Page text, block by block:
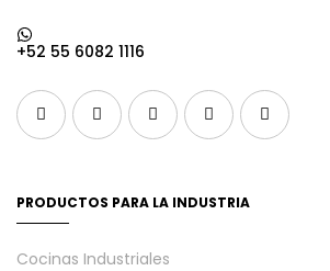
+52 55 6082 1116
PRODUCTOS PARA LA INDUSTRIA
Cocinas Industriales